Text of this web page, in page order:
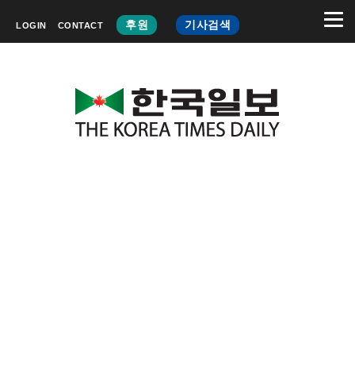
LOGIN CONTACT 후원 기사검색